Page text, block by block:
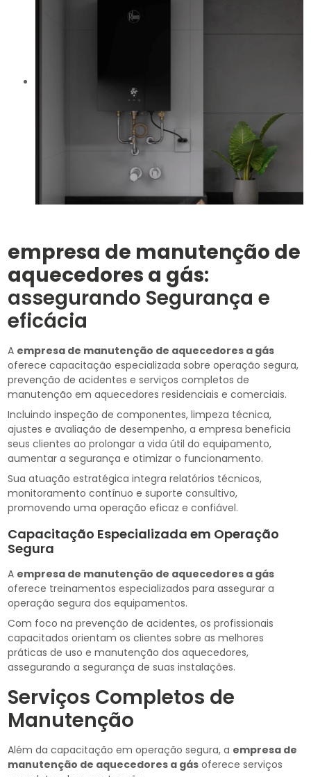
empresa de manutenção de
aquecedores a gás:
assegurando Segurança e
eficácia
A empresa de manutenção de aquecedores a gás
oferece capacitação especializada sobre operação segura,
prevenção de acidentes e serviços completos de
manutenção em aquecedores residenciais e comerciais.
Incluindo inspeção de componentes, limpeza técnica,
ajustes e avaliação de desempenho, a empresa beneficia
seus clientes ao prolongar a vida útil do equipamento,
aumentar a segurança e otimizar o funcionamento.
Sua atuação estratégica integra relatórios técnicos,
monitoramento contínuo e suporte consultivo,
promovendo uma operação eficaz e confiável.
Capacitação Especializada em Operação
Segura
A empresa de manutenção de aquecedores a gás
oferece treinamentos especializados para assegurar a
operação segura dos equipamentos.
Com foco na prevenção de acidentes, os profissionais
capacitados orientam os clientes sobre as melhores
práticas de uso e manutenção dos aquecedores,
assegurando a segurança de suas instalações.
Serviços Completos de
Manutenção
Além da capacitação em operação segura, a empresa de
manutenção de aquecedores a gás oferece serviços